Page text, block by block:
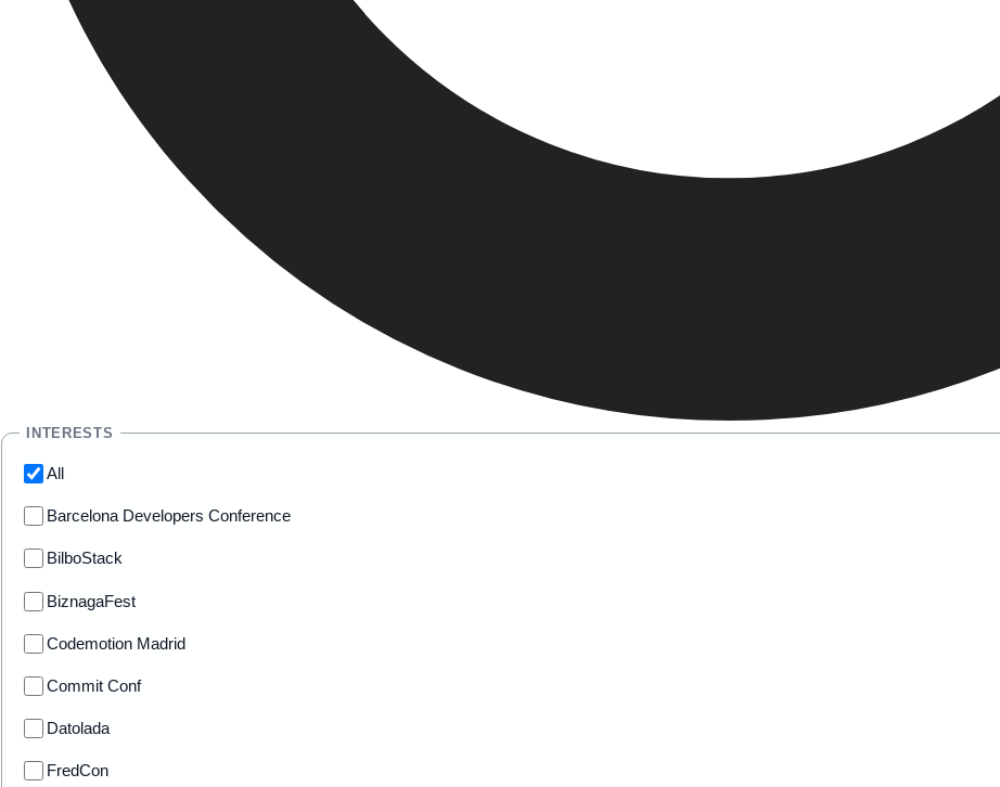
INTERESTS
All
Barcelona Developers Conference
BilboStack
BiznagaFest
Codemotion Madrid
Commit Conf
Datolada
FredCon